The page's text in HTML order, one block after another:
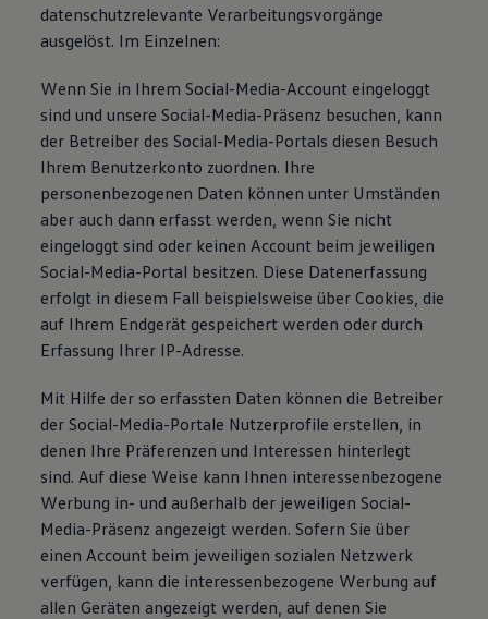
datenschutzrelevante Verarbeitungsvorgänge
ausgelöst. Im Einzelnen:
Wenn Sie in Ihrem Social-Media-Account eingeloggt
sind und unsere Social-Media-Präsenz besuchen, kann
der Betreiber des Social-Media-Portals diesen Besuch
Ihrem Benutzerkonto zuordnen. Ihre
personenbezogenen Daten können unter Umständen
aber auch dann erfasst werden, wenn Sie nicht
eingeloggt sind oder keinen Account beim jeweiligen
Social-Media-Portal besitzen. Diese Datenerfassung
erfolgt in diesem Fall beispielsweise über Cookies, die
auf Ihrem Endgerät gespeichert werden oder durch
Erfassung Ihrer IP-Adresse.
Mit Hilfe der so erfassten Daten können die Betreiber
der Social-Media-Portale Nutzerprofile erstellen, in
denen Ihre Präferenzen und Interessen hinterlegt
sind. Auf diese Weise kann Ihnen interessenbezogene
Werbung in- und außerhalb der jeweiligen Social-
Media-Präsenz angezeigt werden. Sofern Sie über
einen Account beim jeweiligen sozialen Netzwerk
verfügen, kann die interessenbezogene Werbung auf
allen Geräten angezeigt werden, auf denen Sie